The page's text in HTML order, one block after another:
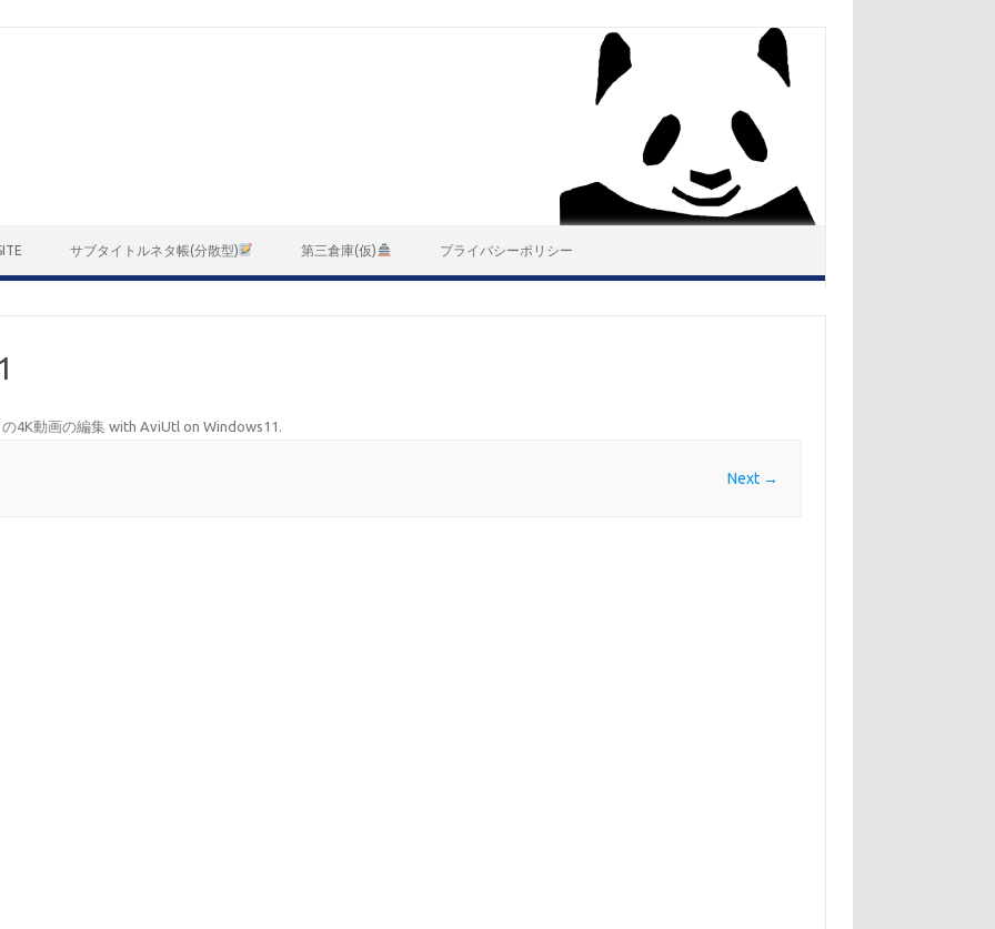
サブタイトルネタ帳(分散型) 第三倉庫(仮) プライバシーポリシー
4K動画の編集 with AviUtl on Windows11 .
Next →